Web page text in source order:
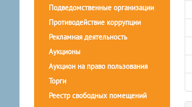
Подведомственные организации
Противодействие коррупции
Рекламная деятельность
Аукционы
Аукцион на право пользования
Торги
Реестр свободных помещений